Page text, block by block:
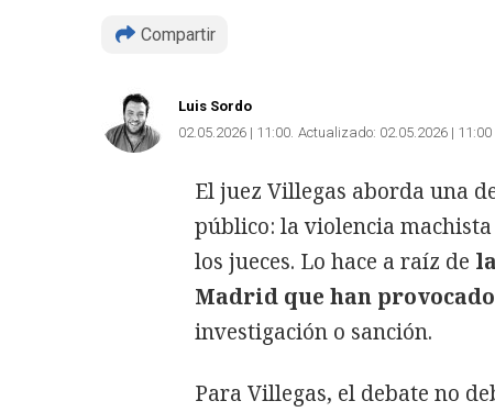
Compartir
Luis Sordo
02.05.2026 | 11:00 Actualizado: 02.05.2026 | 11:00
El juez Villegas aborda una
público: la violencia
los jueces. Lo hace a raíz de
Madrid que han
investigación o sanción.
Para Villegas, el debate no